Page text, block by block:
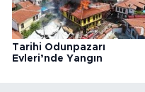
Tarihi Odunpazarı
Evleri’nde Yangın